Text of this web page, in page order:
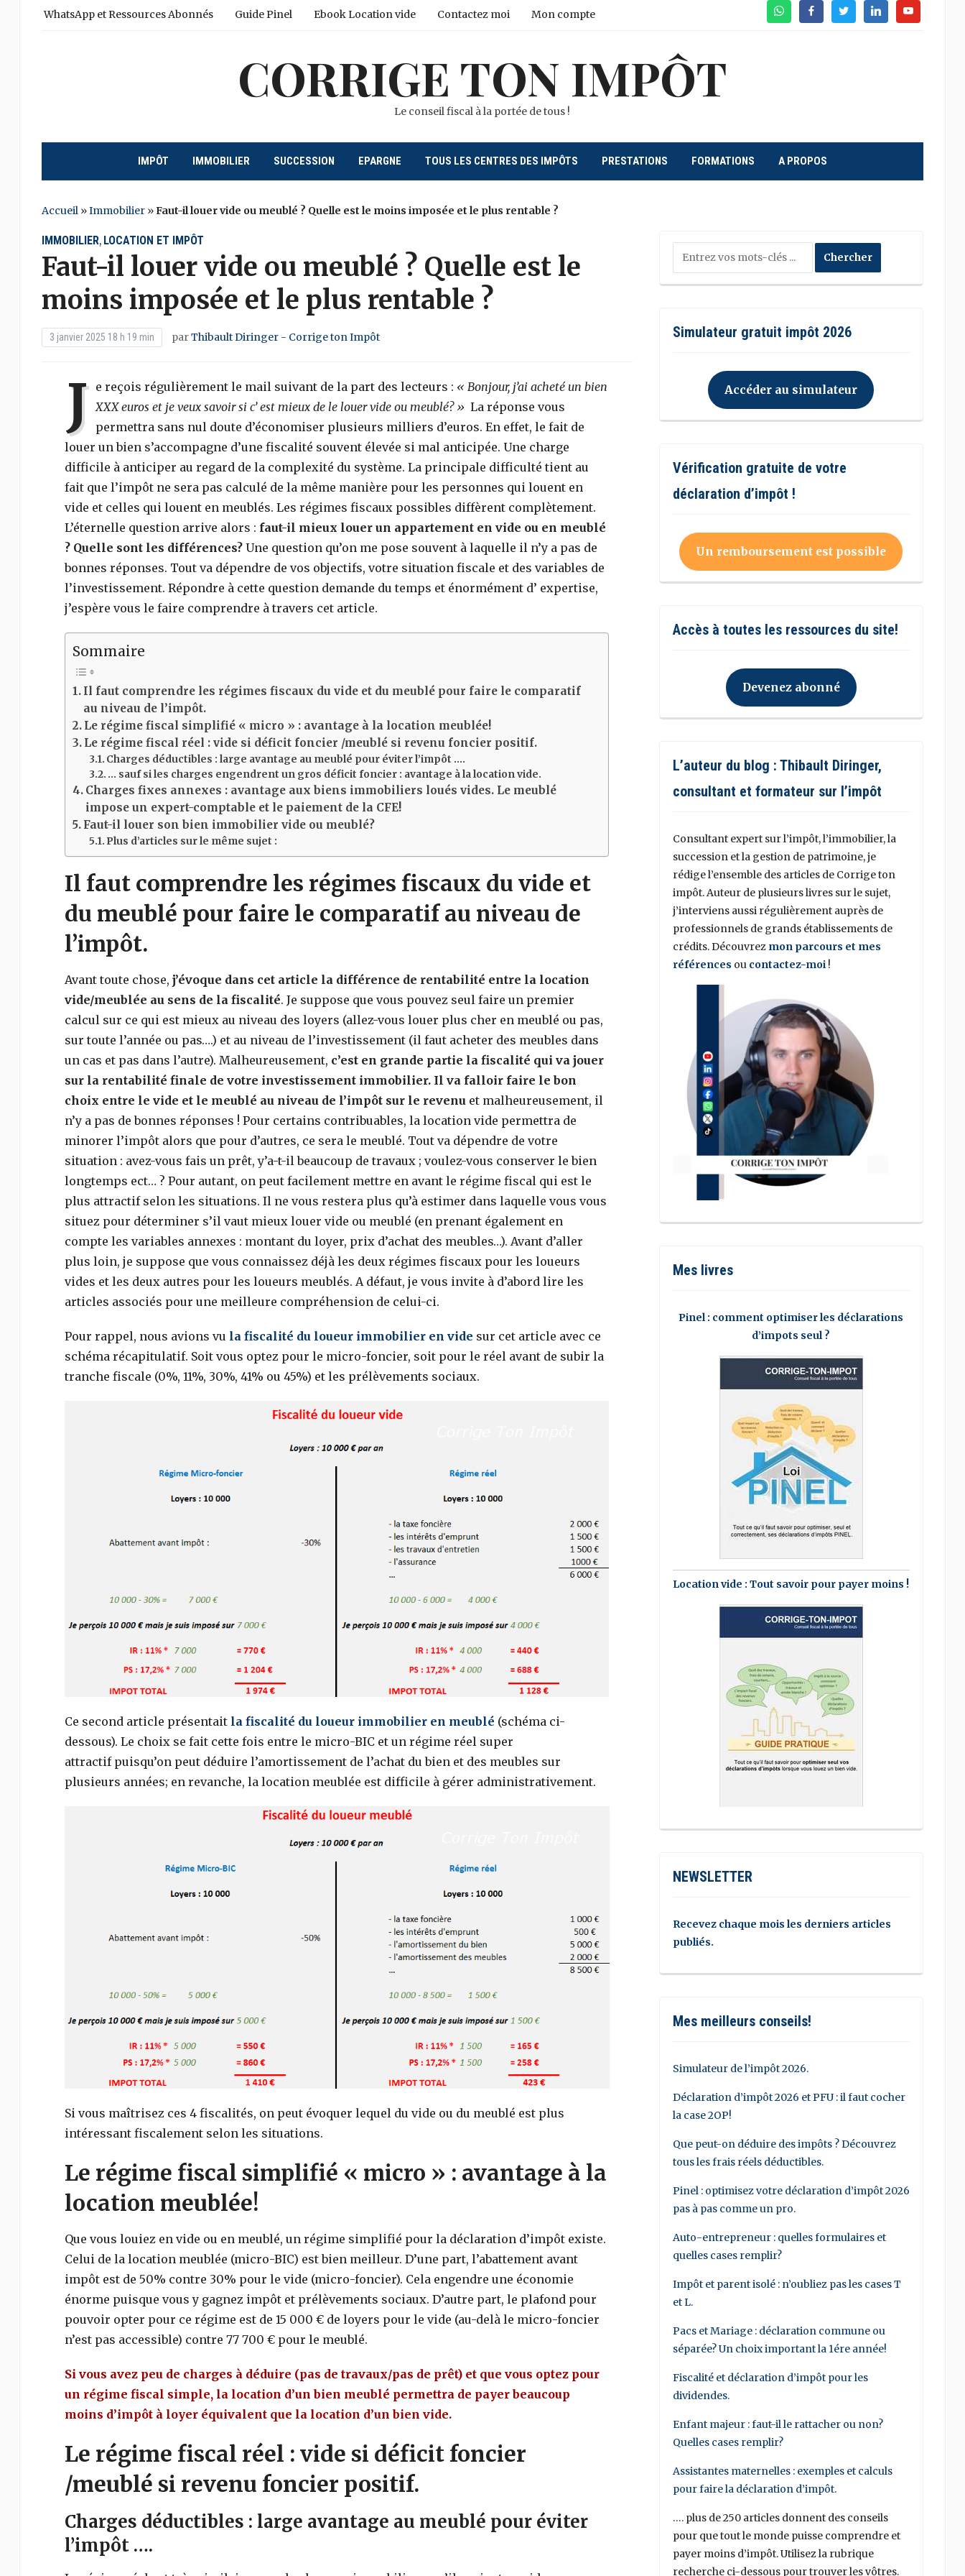
WhatsAppFacebookTwitterLinkedinYoutube
WhatsApp et Ressources Abonnés Guide Pinel Ebook Location vide Contactez moi Mon compte
CORRIGE TON IMPÔT
Le conseil fiscal à la portée de tous !
IMPÔT IMMOBILIER SUCCESSION EPARGNE TOUS LES CENTRES DES IMPÔTS PRESTATIONS FORMATIONS A PROPOS
Accueil»Immobilier»Faut-il louer vide ou meublé ? Quelle est le moins imposée et le plus rentable ?
IMMOBILIER, LOCATION ET IMPÔT
Faut-il louer vide ou meublé ? Quelle est le
moins imposée et le plus rentable ?
3 janvier 2025 18 h 19 min parThibault Diringer - Corrige ton Impôt
J e reçois régulièrement le mail suivant de la part des lecteurs : « Bonjour, j’ai acheté un bien
XXX euros et je veux savoir si c’ est mieux de le louer vide ou meublé? » La réponse vous
permettra sans nul doute d’économiser plusieurs milliers d’euros. En effet, le fait de
louer un bien s’accompagne d’une fiscalité souvent élevée si mal anticipée. Une charge
difficile à anticiper au regard de la complexité du système. La principale difficulté tient au
fait que l’impôt ne sera pas calculé de la même manière pour les personnes qui louent en
vide et celles qui louent en meublés. Les régimes fiscaux possibles diffèrent complètement.
L’éternelle question arrive alors : faut-il mieux louer un appartement en vide ou en meublé
? Quelle sont les différences?Une question qu’on me pose souvent à laquelle il n’y a pas de
bonnes réponses. Tout va dépendre de vos objectifs, votre situation fiscale et des variables de
l’investissement. Répondre à cette question demande du temps et énormément d’ expertise,
j’espère vous le faire comprendre à travers cet article.
Sommaire
Il faut comprendre les régimes fiscaux du vide et du meublé pour faire le comparatif
au niveau de l’impôt.
Le régime fiscal simplifié « micro » : avantage à la location meublée!
Le régime fiscal réel : vide si déficit foncier /meublé si revenu foncier positif.
Charges déductibles : large avantage au meublé pour éviter l’impôt ….
… sauf si les charges engendrent un gros déficit foncier : avantage à la location vide.
Charges fixes annexes : avantage aux biens immobiliers loués vides. Le meublé
impose un expert-comptable et le paiement de la CFE!
Faut-il louer son bien immobilier vide ou meublé?
Plus d’articles sur le même sujet :
Il faut comprendre les régimes fiscaux du vide et
du meublé pour faire le comparatif au niveau de
l’impôt.
Avant toute chose, j’évoque dans cet article la différence de rentabilité entre la location
vide/meublée au sens de la fiscalité. Je suppose que vous pouvez seul faire un premier
calcul sur ce qui est mieux au niveau des loyers (allez-vous louer plus cher en meublé ou pas,
sur toute l’année ou pas….) et au niveau de l’investissement (il faut acheter des meubles dans
un cas et pas dans l’autre). Malheureusement, c’est en grande partie la fiscalité qui va jouer
sur la rentabilité finale de votre investissement immobilier. Il va falloir faire le bon
choix entre le vide et le meublé au niveau de l’impôt sur le revenuet malheureusement, il
n’y a pas de bonnes réponses ! Pour certains contribuables, la location vide permettra de
minorer l’impôt alors que pour d’autres, ce sera le meublé. Tout va dépendre de votre
situation : avez-vous fais un prêt, y’a-t-il beaucoup de travaux ; voulez-vous conserver le bien
longtemps ect… ? Pour autant, on peut facilement mettre en avant le régime fiscal qui est le
plus attractif selon les situations. Il ne vous restera plus qu’à estimer dans laquelle vous vous
situez pour déterminer s’il vaut mieux louer vide ou meublé (en prenant également en
compte les variables annexes : montant du loyer, prix d’achat des meubles…). Avant d’aller
plus loin, je suppose que vous connaissez déjà les deux régimes fiscaux pour les loueurs
vides et les deux autres pour les loueurs meublés. A défaut, je vous invite à d’abord lire les
articles associés pour une meilleure compréhension de celui-ci.
Pour rappel, nous avions vu la fiscalité du loueur immobilier en vide sur cet article avec ce
schéma récapitulatif. Soit vous optez pour le micro-foncier, soit pour le réel avant de subir la
tranche fiscale (0%, 11%, 30%, 41% ou 45%) et les prélèvements sociaux.
Ce second article présentait la fiscalité du loueur immobilier en meublé (schéma ci-
dessous). Le choix se fait cette fois entre le micro-BIC et un régime réel super
attractif puisqu’on peut déduire l’amortissement de l’achat du bien et des meubles sur
plusieurs années; en revanche, la location meublée est difficile à gérer administrativement.
Si vous maîtrisez ces 4 fiscalités, on peut évoquer lequel du vide ou du meublé est plus
intéressant fiscalement selon les situations.
Le régime fiscal simplifié « micro » : avantage à la
location meublée!
Que vous louiez en vide ou en meublé, un régime simplifié pour la déclaration d’impôt existe.
Celui de la location meublée (micro-BIC) est bien meilleur. D’une part, l’abattement avant
impôt est de 50% contre 30% pour le vide (micro-foncier). Cela engendre une économie
énorme puisque vous y gagnez impôt et prélèvements sociaux. D’autre part, le plafond pour
pouvoir opter pour ce régime est de 15 000 € de loyers pour le vide (au-delà le micro-foncier
n’est pas accessible) contre 77 700 € pour le meublé.
Si vous avez peu de charges à déduire (pas de travaux/pas de prêt) et que vous optez pour
un régime fiscal simple, la location d’un bien meublé permettra de payer beaucoup
moins d’impôt à loyer équivalent que la location d’un bien vide.
Le régime fiscal réel : vide si déficit foncier
/meublé si revenu foncier positif.
Charges déductibles : large avantage au meublé pour éviter
l’impôt ….
Simulateur gratuit impôt 2026
Accéder au simulateur
Vérification gratuite de votre
déclaration d’impôt !
Un remboursement est possible
Accès à toutes les ressources du site!
Devenez abonné
L’auteur du blog : Thibault Diringer,
consultant et formateur sur l’impôt
Consultant expert sur l’impôt, l’immobilier, la
succession et la gestion de patrimoine, je
rédige l’ensemble des articles de Corrige ton
impôt. Auteur de plusieurs livres sur le sujet,
j’interviens aussi régulièrement auprès de
professionnels de grands établissements de
crédits. Découvrez mon parcours et mes
références ou contactez-moi!
Mes livres
Pinel : comment optimiser les déclarations
d’impots seul ?
Location vide : Tout savoir pour payer moins !
NEWSLETTER
Recevez chaque mois les derniers articles
publiés.
Mes meilleurs conseils!
Simulateur de l’impôt 2026.
Déclaration d’impôt 2026 et PFU : il faut cocher
la case 2OP!
Que peut-on déduire des impôts ? Découvrez
tous les frais réels déductibles.
Pinel : optimisez votre déclaration d’impôt 2026
pas à pas comme un pro.
Auto-entrepreneur : quelles formulaires et
quelles cases remplir?
Impôt et parent isolé : n’oubliez pas les cases T
et L.
Pacs et Mariage : déclaration commune ou
séparée? Un choix important la 1ére année!
Fiscalité et déclaration d’impôt pour les
dividendes.
Enfant majeur : faut-il le rattacher ou non?
Quelles cases remplir?
Assistantes maternelles : exemples et calculs
pour faire la déclaration d’impôt.
…. plus de 250 articles donnent des conseils
pour que tout le monde puisse comprendre et
payer moins d’impôt. Utilisez la rubrique
recherche ci-dessous pour trouver les vôtres.